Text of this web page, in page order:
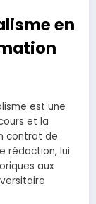
en
est une
et la
contrat de
rédaction, lui
aux